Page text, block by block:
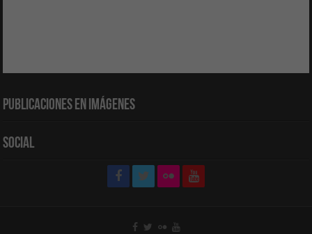
Publicaciones en Imágenes
Social